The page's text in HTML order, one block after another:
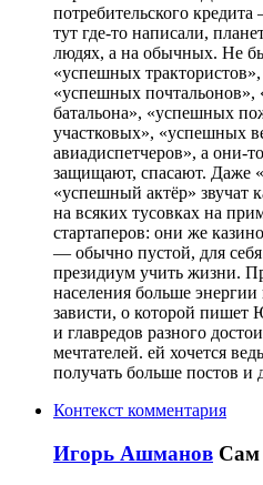
потребительского
тут где-то написали,
людях, а на обычных. Не
«успешных
«успешных
батальона», «успешных
участковых», «успешных
авиадиспетчеров», а они-
защищают, спасают. Даже
«успешный актёр» звучат
на всяких тусовках на
стартаперов: они же
— обычно пустой, для
президиум учить жизни.
населения больше энергии
зависти, о которой пишет
и главредов разного
мечтателей. ей хочется
получать больше постов и
Контекст комментария
Игорь Ашманов Сам